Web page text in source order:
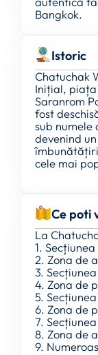
Bangkok.
Istoric
Chatuchak
Inițial, piața
Saranrom
fost
sub numele
devenind
cele mai
Ce poti
La
1.
2. Zona de
3.
4. Zona de
5.
6. Zona de
7.
8. Zona de
9.